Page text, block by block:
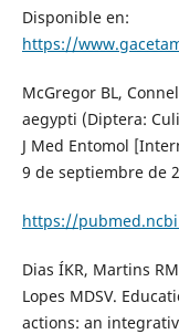
Disponible en:
https://
McGregor BL,
aegypti (Diptera:
J Med Entomol
9 de septiembre de
https://
Dias ÍKR, Martins
Lopes MDSV.
actions: an